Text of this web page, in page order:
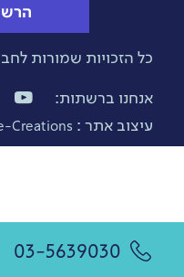
כל הזכויות שמורות לחברת
עיצוב אתר : Creations
אנחנו ברשתות:
03-5639030